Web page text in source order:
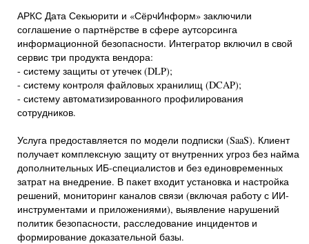
АРКС Дата Секьюрити и «СёрчИнформ» заключили
соглашение о партнёрстве в сфере аутсорсинга
информационной безопасности. Интегратор включил в свой
сервис три продукта вендора:
- систему защиты от утечек (DLP);
- систему контроля файловых хранилищ (DCAP);
- систему автоматизированного профилирования
сотрудников.
Услуга предоставляется по модели подписки (SaaS). Клиент
получает комплексную защиту от внутренних угроз без найма
дополнительных ИБ-специалистов и без единовременных
затрат на внедрение. В пакет входит установка и настройка
решений, мониторинг каналов связи (включая работу с ИИ-
инструментами и приложениями), выявление нарушений
политик безопасности, расследование инцидентов и
формирование доказательной базы.